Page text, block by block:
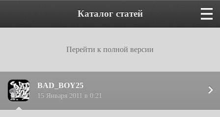
Каталог статей
Перейти к полной версии
BAD_BOY25
15 Января 2011 в 0:21